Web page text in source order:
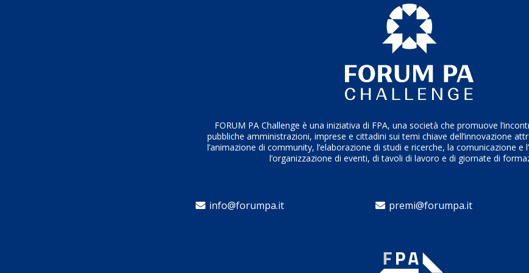
FORUM PA Challenge è una iniziativa di FPA, una società che promuove
pubbliche amministrazioni, imprese e cittadini sui temi chiave dell’innovazione
l’animazione di community, l’elaborazione di studi e ricerche, la comunicazione e
l’organizzazione di eventi, di tavoli di lavoro e di giornate di
info@forumpa.it premi@forumpa.it